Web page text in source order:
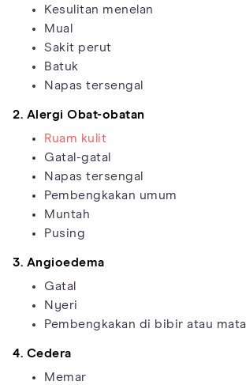
Kesulitan menelan
Mual
Sakit perut
Batuk
Napas tersengal
2. Alergi Obat-obatan
Ruam kulit
Gatal-gatal
Napas tersengal
Pembengkakan umum
Muntah
Pusing
3. Angioedema
Gatal
Nyeri
Pembengkakan di bibir atau mata
4. Cedera
Memar